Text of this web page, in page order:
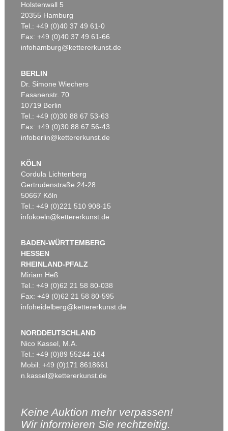
Holstenwall 5
20355 Hamburg
Tel.: +49 (0)40 37 49 61-0
Fax: +49 (0)40 37 49 61-66
infohamburg@kettererkunst.de
BERLIN
Dr. Simone Wiechers
Fasanenstr. 70
10719 Berlin
Tel.: +49 (0)30 88 67 53-63
Fax: +49 (0)30 88 67 56-43
infoberlin@kettererkunst.de
KÖLN
Cordula Lichtenberg
Gertrudenstraße 24-28
50667 Köln
Tel.: +49 (0)221 510 908-15
infokoeln@kettererkunst.de
BADEN-WÜRTTEMBERG
HESSEN
RHEINLAND-PFALZ
Miriam Heß
Tel.: +49 (0)62 21 58 80-038
Fax: +49 (0)62 21 58 80-595
infoheidelberg@kettererkunst.de
NORDDEUTSCHLAND
Nico Kassel, M.A.
Tel.: +49 (0)89 55244-164
Mobil: +49 (0)171 8618661
n.kassel@kettererkunst.de
Keine Auktion mehr verpassen!
Wir informieren Sie rechtzeitig.